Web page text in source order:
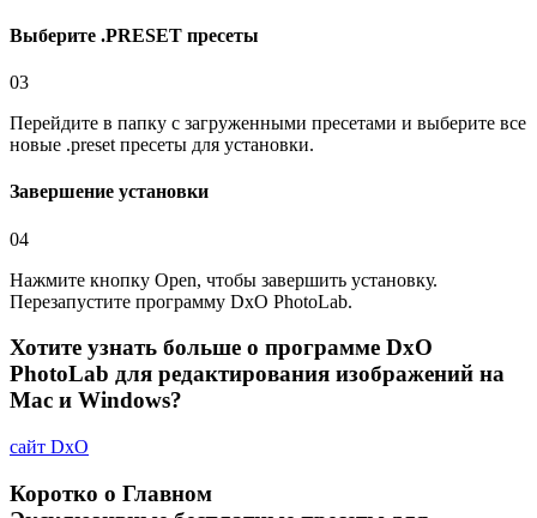
Выберите .PRESET пресеты
03
Перейдите в папку с загруженными пресетами и выберите все
новые .preset пресеты для установки.
Завершение установки
04
Нажмите кнопку Open, чтобы завершить установку.
Перезапустите программу DxO PhotoLab.
Хотите узнать больше о программе DxO
PhotoLab для редактирования изображений на
Mac и Windows?
сайт DxO
Коротко о Главном